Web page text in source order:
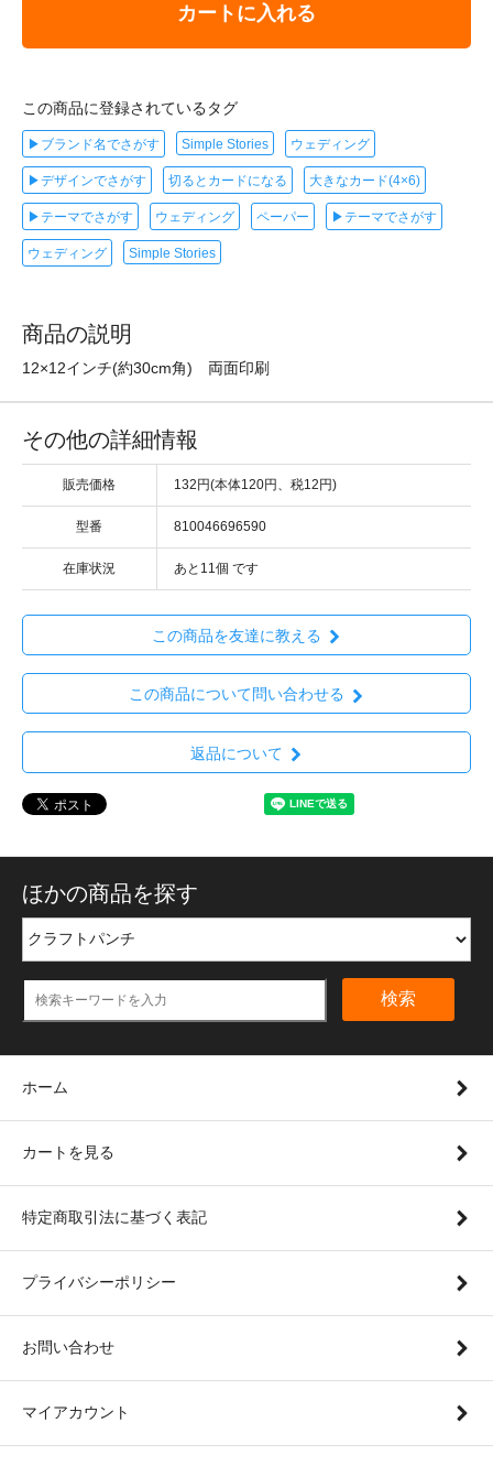
カートに入れる
この商品に登録されているタグ
▶ブランド名でさがす Simple Stories ウェディング
▶デザインでさがす 切るとカードになる 大きなカード(4×6)
▶テーマでさがす ウェディング ペーパー ▶テーマでさがす
ウェディング Simple Stories
商品の説明
12×12インチ(約30cm角) 両面印刷
その他の詳細情報
販売価格 132円(本体120円、税12円)
型番 810046696590
在庫状況 あと11個 です
この商品を友達に教える
この商品について問い合わせる
返品について
ほかの商品を探す
検索
ホーム
カートを見る
特定商取引法に基づく表記
プライバシーポリシー
お問い合わせ
マイアカウント